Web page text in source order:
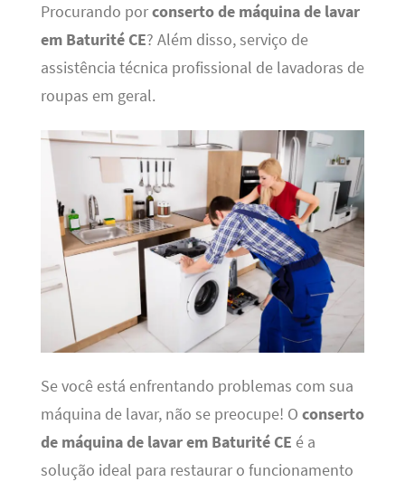
Procurando porconserto de máquina de lavar
em Baturité CE? Além disso, serviço de
assistência técnica profissional de lavadoras de
roupas em geral.
Se você está enfrentando problemas com sua
máquina de lavar, não se preocupe! O conserto
de máquina de lavar em Baturité CE é a
solução ideal para restaurar o funcionamento